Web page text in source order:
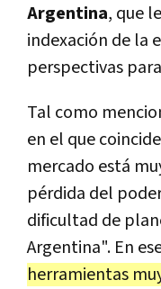
Argentina, que
indexación de la
perspectivas
Tal como
en el que
mercado está
pérdida del
dificultad de
Argentina". En
herramientas